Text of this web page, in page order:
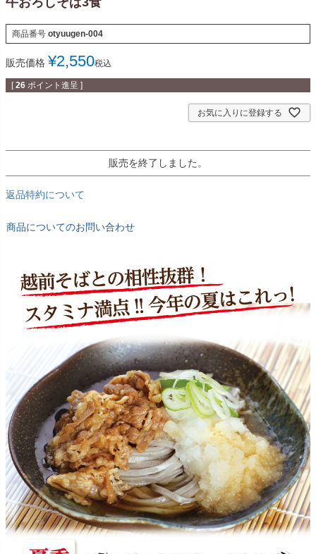
商品番号 otyuugen-004
販売価格 ¥2,550税込
[ 26 ポイント進呈 ]
お気に入りに登録する
販売を終了しました。
返品特約について
商品についてのお問い合わせ